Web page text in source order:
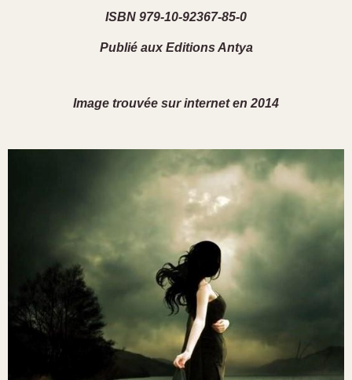
ISBN 979-10-92367-85-0
Publié aux Editions Antya
Image trouvée sur internet en 2014